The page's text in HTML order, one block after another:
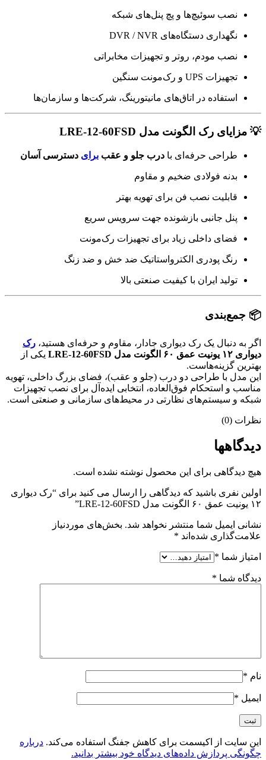
نصب سوئیچ‌ها و پچ پنل‌های شبکه
نگهداری دستگاه‌های DVR / NVR
نصب مودم، روتر و تجهیزات مخابراتی
تجهیزات UPS و رک‌مونت سنگین
استفاده در اتاق‌های مانیتورینگ، شرکت‌ها و سازمان‌ها
💡 مزایای رک الگونت مدل LRE-12-60FSD
طراحی حرفه‌ای با درب جلو و عقب برای دسترسی آسان
بدنه فولادی ضخیم و مقاوم
قابلیت نصب فن برای تهویه بهتر
پنل جانبی بازشونده جهت سرویس سریع
فضای داخلی زیاد برای تجهیزات رک‌مونت
رنگ پودری الکترواستاتیک ضد خش و ضد زنگ
تولید ایران با کیفیت صنعتی بالا
📦 جمع‌بندی
اگر به دنبال یک رک دیواری جادار، مقاوم و حرفه‌ای هستید، رک
دیواری ۱۲ یونیت عمق ۶۰ الگونت مدل LRE-12-60FSD
یکی از
بهترین گزینه‌هاست.
این مدل با طراحی دو درب (جلو و عقب)، فضای بزرگ داخلی، تهویه
مناسب و استحکام فوق‌العاده، انتخابی ایده‌آل برای نصب تجهیزات
شبکه و سیستم‌های نظارتی در محیط‌های سازمانی و صنعتی است.
نظرات (0)
دیدگاهها
هیچ دیدگاهی برای این محصول نوشته نشده است.
اولین نفری باشید که دیدگاهی را ارسال می کنید برای “رک دیواری
۱۲ یونیت عمق ۶۰ الگونت مدل LRE-12-60FSD”
نشانی ایمیل شما منتشر نخواهد شد. بخش‌های موردنیاز
علامت‌گذاری شده‌اند *
امتیاز شما *
دیدگاه شما *
نام *
ایمیل *
این سایت از اکیسمت برای کاهش جفنگ استفاده می‌کند. درباره
چگونگی پردازش داده‌های دیدگاه خود بیشتر بدانید.